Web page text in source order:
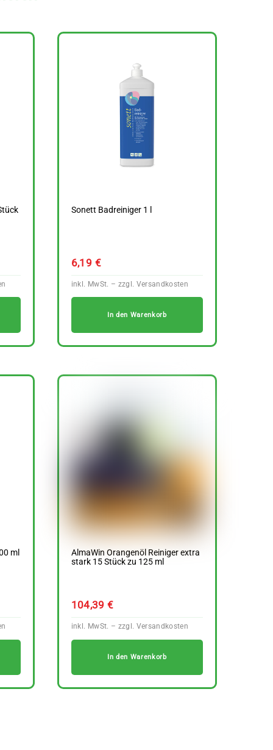
Sonett Badreiniger 1 l
6,19 €
In den Warenkorb
ml
AlmaWin Orangenöl Reiniger extra
stark 15 Stück zu 125 ml
104,39€
In den Warenkorb